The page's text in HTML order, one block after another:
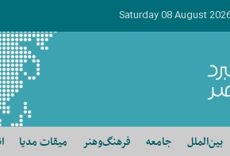
Saturday 08 August
بین‌الملل جامعه فرهنگ‌وهنر میقات مدیا